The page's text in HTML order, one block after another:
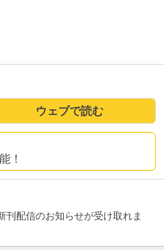
ウェブで読む
！
刊配信のお知らせが受け取れま